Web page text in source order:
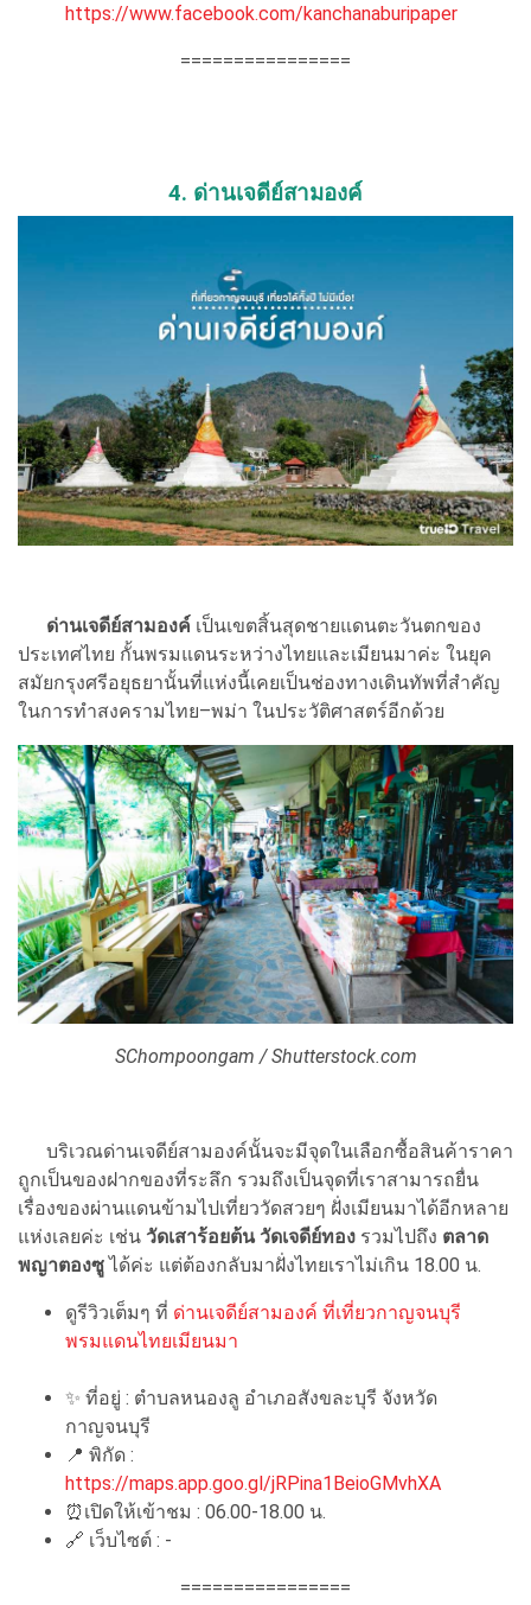
https://www.facebook.com/kanchanaburipaper
================
4. ด่านเจดีย์สามองค์
ด่านเจดีย์สามองค์ เป็นเขตสิ้นสุดชายแดนตะวันตกของ
ประเทศไทย กั้นพรมแดนระหว่างไทยและเมียนมาค่ะ ในยุค
สมัยกรุงศรีอยุธยานั้นที่แห่งนี้เคยเป็นช่องทางเดินทัพที่สำคัญ
ในการทำสงครามไทย–พม่า ในประวัติศาสตร์อีกด้วย
SChompoongam / Shutterstock.com
บริเวณด่านเจดีย์สามองค์นั้นจะมีจุดในเลือกซื้อสินค้าราคา
ถูกเป็นของฝากของที่ระลึก รวมถึงเป็นจุดที่เราสามารถยื่น
เรื่องของผ่านแดนข้ามไปเที่ยววัดสวยๆ ฝั่งเมียนมาได้อีกหลาย
แห่งเลยค่ะ เช่น วัดเสาร้อยต้น วัดเจดีย์ทอง รวมไปถึง ตลาด
พญาตองซูได้ค่ะ แต่ต้องกลับมาฝั่งไทยเราไม่เกิน 18.00 น.
ดูรีวิวเต็มๆ ที่ ด่านเจดีย์สามองค์ ที่เที่ยวกาญจนบุรี
พรมแดนไทยเมียนมา
✨ ที่อยู่ : ตำบลหนองลู อำเภอสังขละบุรี จังหวัด
กาญจนบุรี
📍 พิกัด :
https://maps.app.goo.gl/jRPina1BeioGMvhXA
⏰เปิดให้เข้าชม : 06.00-18.00 น.
🔗 เว็บไซต์ : -
================